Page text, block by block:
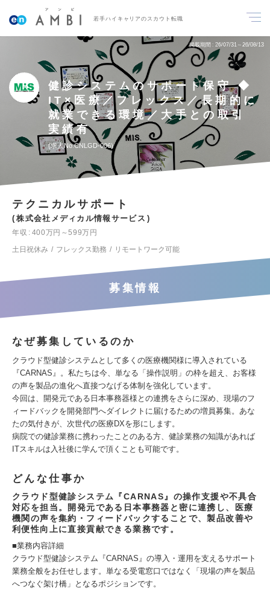
若手ハイキャリアのスカウト転職
掲載期間 26/07/31～26/08/13
健診システムのサポート保守 ◆
IT×医療／フレックス／長期的に
就業できる環境／大手との取引
実績有
求人No.CNLGD-006
テクニカルサポート
株式会社メディカル情報サービス
年収
400万円～599万円
土日祝休み
フレックス勤務 リモートワーク可能
募集情報
なぜ募集しているのか
クラウド型健診システムとして多くの医療機関様に導入されている
『CARNAS』。私たちは今、単なる「操作説明」の枠を超え、お客様
の声を製品の進化へ直接つなげる体制を強化しています。
今回は、開発元である日本事務器様との連携をさらに深め、現場のフ
ィードバックを開発部門へダイレクトに届けるための増員募集。あな
たの気付きが、次世代の医療DXを形にします。
病院での健診業務に携わったことのある方、健診業務の知識があれば
ITスキルは入社後に学んで頂くことも可能です。
どんな仕事か
クラウド型健診システム『CARNAS』の操作支援や不具合
対応を担当。開発元である日本事務器と密に連携し、医療
機関の声を集約・フィードバックすることで、製品改善や
利便性向上に直接貢献できる業務です。
■業務内容詳細
クラウド型健診システム『CARNAS』の導入・運用を支えるサポート
業務全般をお任せします。単なる受電窓口ではなく「現場の声を製品
へつなぐ架け橋」となるポジションです。